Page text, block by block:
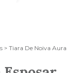
> Tiara De Noiva Aura